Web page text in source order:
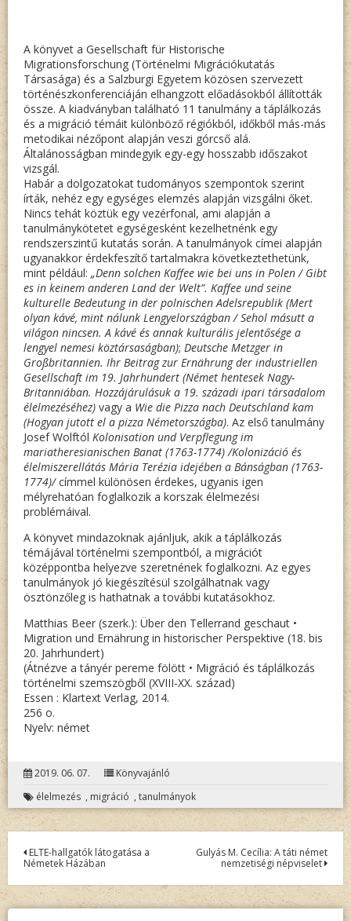
A könyvet a Gesellschaft für Historische
Migrationsforschung (Történelmi Migrációkutatás
Társasága) és a Salzburgi Egyetem közösen szervezett
történészkonferenciáján elhangzott előadásokból állították
össze. A kiadványban található 11 tanulmány a táplálkozás
és a migráció témáit különböző régiókból, időkből más-más
metodikai nézőpont alapján veszi górcső alá.
Általánosságban mindegyik egy-egy hosszabb időszakot
vizsgál.
Habár a dolgozatokat tudományos szempontok szerint
írták, nehéz egy egységes elemzés alapján vizsgálni őket.
Nincs tehát köztük egy vezérfonal, ami alapján a
tanulmánykötetet egységesként kezelhetnénk egy
rendszerszintű kutatás során. A tanulmányok címei alapján
ugyanakkor érdekfeszítő tartalmakra következtethetünk,
mint például: „Denn solchen Kaffee wie bei uns in Polen / Gibt
es in keinem anderen Land der Welt”. Kaffee und seine
kulturelle Bedeutung in der polnischen Adelsrepublik (Mert
olyan kávé, mint nálunk Lengyelországban / Sehol másutt a
világon nincsen. A kávé és annak kulturális jelentősége a
lengyel nemesi köztársaságban); Deutsche Metzger in
Großbritannien. Ihr Beitrag zur Ernährung der industriellen
Gesellschaft im 19. Jahrhundert (Német hentesek Nagy-
Britanniában. Hozzájárulásuk a 19. századi ipari társadalom
élelmezéséhez) vagy a Wie die Pizza nach Deutschland kam
(Hogyan jutott el a pizza Németországba). Az első tanulmány
Josef Wolftól Kolonisation und Verpflegung im
mariatheresianischen Banat (1763-1774) /Kolonizáció és
élelmiszerellátás Mária Terézia idejében a Bánságban (1763-
1774)/címmel különösen érdekes, ugyanis igen
mélyrehatóan foglalkozik a korszak élelmezési
problémáival.
A könyvet mindazoknak ajánljuk, akik a táplálkozás
témájával történelmi szempontból, a migrációt
középpontba helyezve szeretnének foglalkozni. Az egyes
tanulmányok jó kiegészítésül szolgálhatnak vagy
ösztönzőleg is hathatnak a további kutatásokhoz.
Matthias Beer (szerk.): Über den Tellerrand geschaut •
Migration und Ernährung in historischer Perspektive (18. bis
20. Jahrhundert)
(Átnézve a tányér pereme fölött • Migráció és táplálkozás
történelmi szemszögből (XVIII-XX. század)
Essen : Klartext Verlag, 2014.
256 o.
Nyelv: német
2019. 06. 07.
Könyvajánló
élelmezés , migráció , tanulmányok
Bejegyzés
navigáció
ELTE-hallgatók látogatása a
Németek Házában
Gulyás M. Cecília: A táti német
nemzetiségi népviselet